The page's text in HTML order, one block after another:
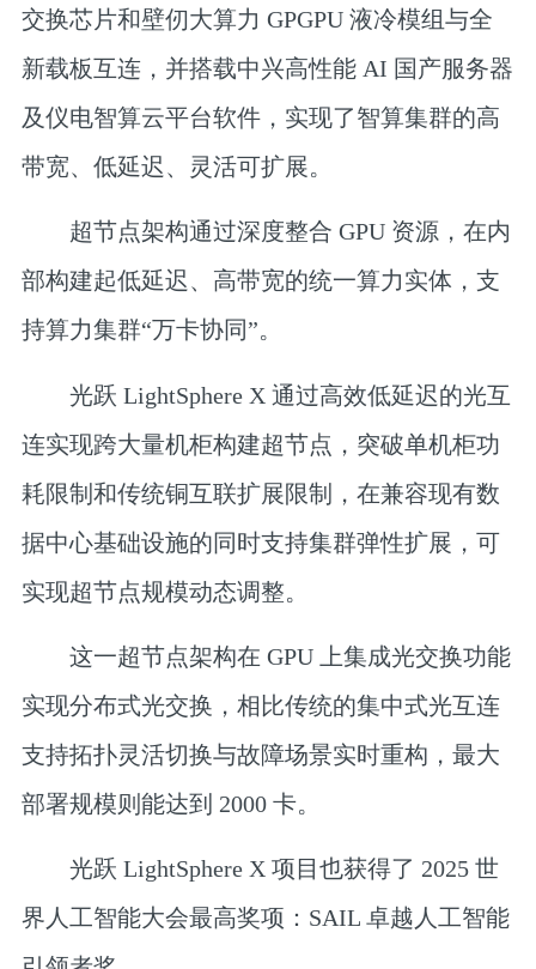
交换芯片和壁仞大算力 GPGPU 液冷模组与全
新载板互连，并搭载中兴高性能 AI 国产服务器
及仪电智算云平台软件，实现了智算集群的高
带宽、低延迟、灵活可扩展。
超节点架构通过深度整合 GPU 资源，在内
部构建起低延迟、高带宽的统一算力实体，支
持算力集群“万卡协同”。
光跃 LightSphere X 通过高效低延迟的光互
连实现跨大量机柜构建超节点 ，突破单机柜功
耗限制和传统铜互联扩展限制，在兼容现有数
据中心基础设施的同时支持集群弹性扩展，可
实现超节点规模动态调整。
这一超节点架构在 GPU 上集成光交换功能
实现分布式光交换，相比传统的集中式光互连
支持拓扑灵活切换与故障场景实时重构，最大
部署规模则能达到 2000 卡。
光跃 LightSphere X 项目也获得了 2025 世
界人工智能大会最高奖项：SAIL 卓越人工智能